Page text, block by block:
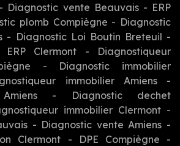
- Diagnostic vente Beauvais- ERP
plomb Compiègne - Diagnostic
- Diagnostic Loi Boutin Breteuil -
ERP Clermont - Diagnostiqueur
- Diagnostic immobilier
immobilier Amiens-
-
Diagnostic dechet
immobilier Clermont -
- Diagnostic vente Amiens -
Clermont - DPE Compiègne -